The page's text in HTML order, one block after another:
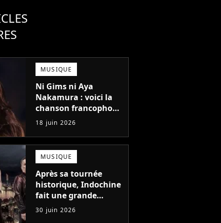
MUSIQUE
Ni Gims ni Aya
Nakamura : voici la
chanson francophone
la plus écoutée à
l'étranger en 2025 !
18 juin 2026
MUSIQUE
Après sa tournée
historique, Indochine
fait une grande
annonce que
personne n'attendait
30 juin 2026